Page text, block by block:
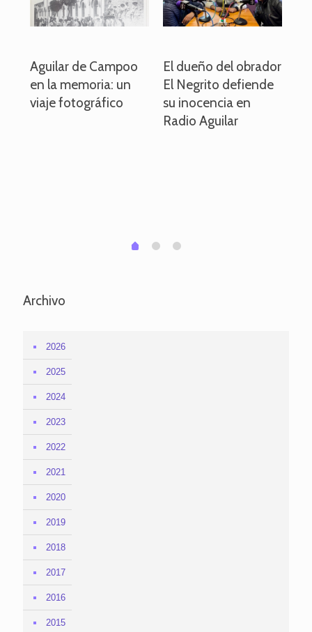
Aguilar de Campoo
en la memoria: un
viaje fotográfico
El dueño del obrador
El Negrito defiende
su inocencia en
Radio Aguilar
0 1 2
Archivo
2026
2025
2024
2023
2022
2021
2020
2019
2018
2017
2016
2015